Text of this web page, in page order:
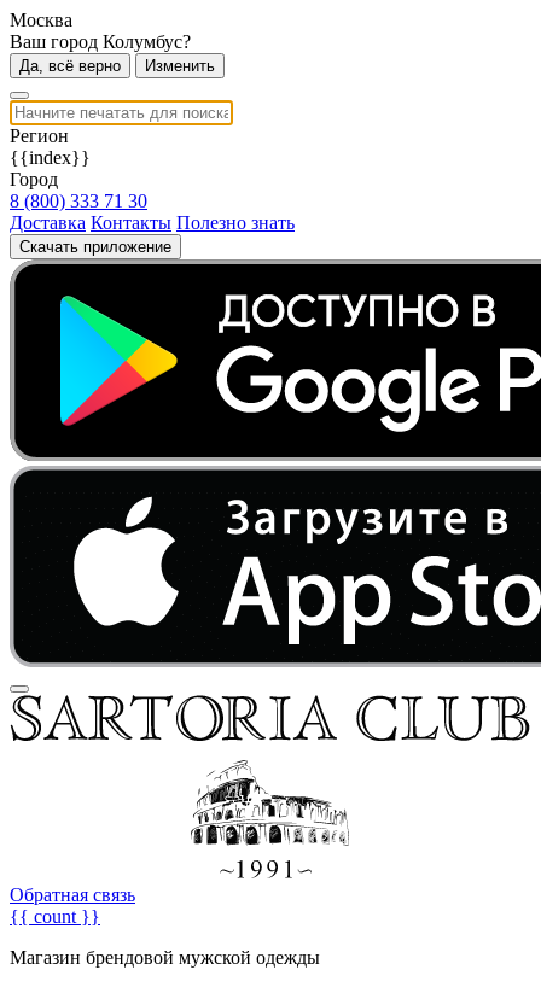
Москва
Ваш город Колумбус?
Да, всё верно Изменить
Регион
{{index}}
Город
8 (800) 333 71 30
Доставка Контакты Полезно знать
Скачать приложение
Обратная связь
{{ count }}
Магазин брендовой мужской одежды